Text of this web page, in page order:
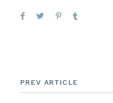
PREV ARTICLE